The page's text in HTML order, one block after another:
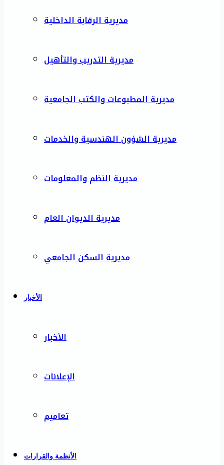
مديرية الرقابة الداخلية
مديرية التدريب والتأهيل
مديرية المطبوعات والكتب الجامعية
مديرية الشؤون الهندسية والخدمات
مديرية النظم والمعلومات
مديرية الديوان العام
مديرية السكن الجامعي
الأخبار
الأخبار
الإعلانات
تعاميم
الأنظمة والقرارات